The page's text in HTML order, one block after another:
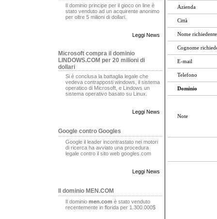
Il dominio principe per il gioco on line è
stato venduto ad un acquirente anonimo
per oltre 5 milioni di dollari.
Leggi News
Microsoft compra il dominio
LINDOWS.COM per 20 milioni di
dollari
Si è conclusa la battaglia legale che
vedeva contrapposti windows, il sistema
operatico di Microsoft, e Lindows un
sistema operativo basato su Linux.
Leggi News
Google contro Googles
Google il leader incontrastato nei motori
di ricerca ha avviato una procedura
legale contro il sito web googles.com
Leggi News
Il dominio MEN.COM
Il dominio men.com è stato venduto
recentemente in florida per 1.300.000$
Azienda
Città
Nome richiedente
Cognome
E-mail
Telefono
Dominio
Note